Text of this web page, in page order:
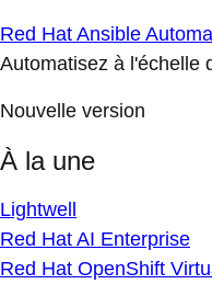
Red Hat Ansible
Automatisez à l'échelle
Nouvelle version
À la une
Lightwell
Red Hat AI Enterprise
Red Hat OpenShift